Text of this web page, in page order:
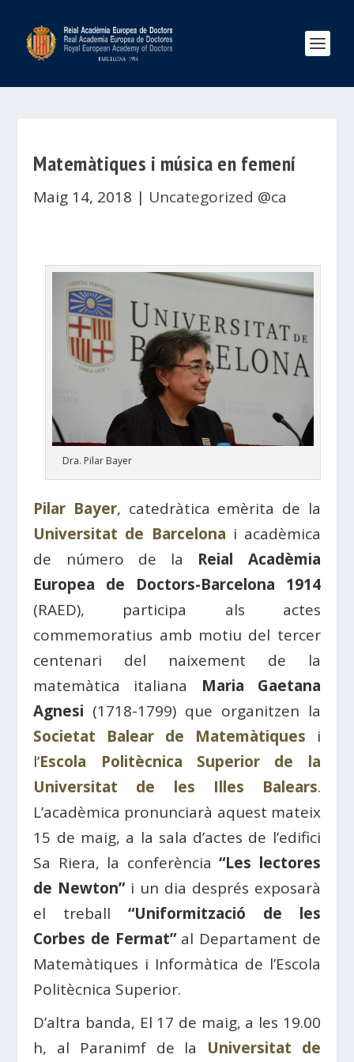
Matemàtiques i música en femení
Maig 14, 2018 | Uncategorized @ca
Dra. Pilar Bayer
Pilar Bayer, catedràtica emèrita de la
Universitat de Barcelona i acadèmica
de número de la Reial Acadèmia
Europea de Doctors-Barcelona 1914
(RAED), participa als actes
commemoratius amb motiu del tercer
centenari del naixement de la
matemàtica italiana Maria Gaetana
Agnesi (1718-1799) que organitzen la
Societat Balear de Matemàtiques i
l’Escola Politècnica Superior de la
Universitat de les Illes Balears.
L’acadèmica pronunciarà aquest mateix
15 de maig, a la sala d’actes de l’edifici
Sa Riera, la conferència“Les lectores
de Newton”i un dia després exposarà
el treball “Uniformització de les
Corbes de Fermat”al Departament de
Matemàtiques i Informàtica de l’Escola
Politècnica Superior.
D’altra banda, El 17 de maig, a les 19.00
h, al Paranimf de la Universitat de